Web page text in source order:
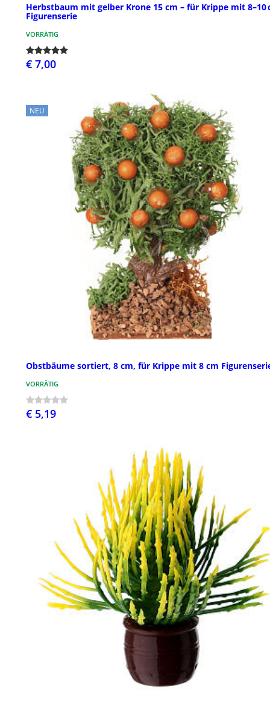
Herbstbaum mit gelber Krone 15 cm – für Krippe mit 8–10
Figurenserie
VORRÄTIG
€ 7,00
NEU
Obstbäume sortiert, 8 cm, für Krippe mit 8 cm
VORRÄTIG
€ 5,19